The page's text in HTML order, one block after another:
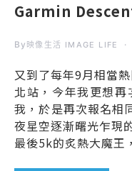
Garmin
By 映像生活 IMAGE LIFE
又到了每年9月相當
北站，今年我更想
我，於是再次報名相
夜星空逐漸曙光乍現
最後5k的炙熱大魔王